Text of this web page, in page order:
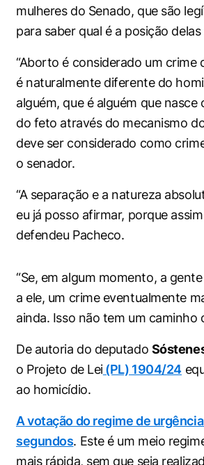
mulheres do Senado, que são
para saber qual é a posição
“Aborto é considerado um crime
é naturalmente diferente do
alguém, que é alguém que
do feto através do mecanismo
deve ser considerado como
o senador.
“A separação e a natureza
eu já posso afirmar, porque
defendeu Pacheco.
“Se, em algum momento, a
a ele, um crime eventualmente
ainda. Isso não tem um caminho
De autoria do deputado
o Projeto de Lei(PL) 1904/24
ao homicídio.
A votação do regime de
segundos. Este é um meio
mais rápida, sem que seja